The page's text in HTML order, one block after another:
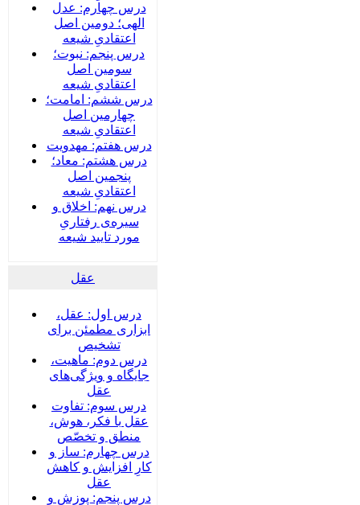
درس چهارم: عدل
الهی؛ دومین اصل
اعتقادیِ شیعه
درس پنجم: نبوت؛
سومین اصل
اعتقادیِ شیعه
درس ششم: امامت؛
چهارمین اصل
اعتقادیِ شیعه
درس هفتم: مهدویت
درس هشتم: معاد؛
پنجمین اصل
اعتقادیِ شیعه
درس نهم: اخلاق و
سیره‌ی رفتاریِ
مورد تایید شیعه
عقل
درس اول: عقل،
ابزاری مطمئن برای
تشخیص
درس دوم: ماهیت،
جایگاه و ویژگی‌های
عقل
درس سوم: تفاوت
عقل با فکر، هوش،
منطق و تخصّص
درس چهارم: ساز و
کارِ افزایش و کاهش
عقل
درس پنجم: پوزش و